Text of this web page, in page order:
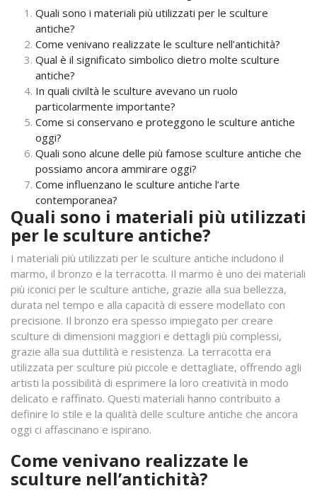
Quali sono i materiali più utilizzati per le sculture
antiche?
Come venivano realizzate le sculture nell’antichità?
Qual è il significato simbolico dietro molte sculture
antiche?
In quali civiltà le sculture avevano un ruolo
particolarmente importante?
Come si conservano e proteggono le sculture antiche
oggi?
Quali sono alcune delle più famose sculture antiche che
possiamo ancora ammirare oggi?
Come influenzano le sculture antiche l’arte
contemporanea?
Quali sono i materiali più utilizzati
per le sculture antiche?
I materiali più utilizzati per le sculture antiche includono il
marmo, il bronzo e la terracotta. Il marmo è uno dei materiali
più iconici per le sculture antiche, grazie alla sua bellezza,
durata nel tempo e alla capacità di essere modellato con
precisione. Il bronzo era spesso impiegato per creare
sculture di dimensioni maggiori e dettagli più complessi,
grazie alla sua duttilità e resistenza. La terracotta era
utilizzata per sculture più piccole e dettagliate, offrendo agli
artisti la possibilità di esprimere la loro creatività in modo
delicato e raffinato. Questi materiali hanno contribuito a
definire lo stile e la qualità delle sculture antiche che ancora
oggi ci affascinano e ispirano.
Come venivano realizzate le
sculture nell’antichità?